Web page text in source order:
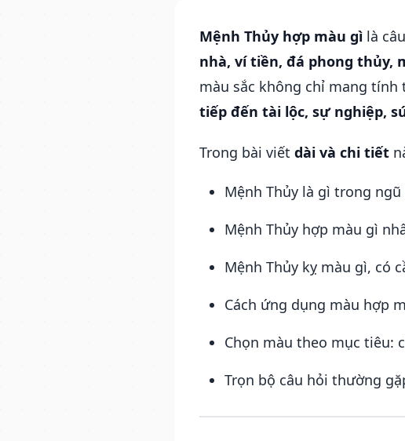
Mệnh Thủy hợp màu gì là
nhà, ví tiền, đá phong thủy,
màu sắc không chỉ mang
tiếp đến tài lộc, sự nghiệp,
Trong bài viết dài và chi tiết
Mệnh Thủy là gì trong ngũ
Mệnh Thủy hợp màu gì
Mệnh Thủy kỵ màu gì, có
Cách ứng dụng màu hợp
Chọn màu theo mục tiêu:
Trọn bộ câu hỏi thường